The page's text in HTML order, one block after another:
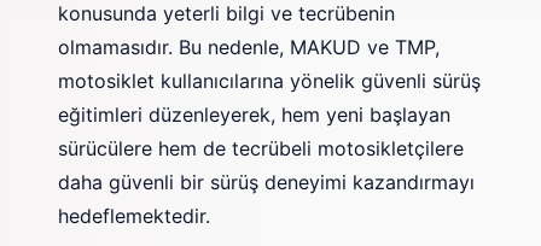
konusunda yeterli bilgi ve tecrübenin
olmamasıdır. Bu nedenle, MAKUD ve TMP,
motosiklet kullanıcılarına yönelik güvenli sürüş
eğitimleri düzenleyerek, hem yeni başlayan
sürücülere hem de tecrübeli motosikletçilere
daha güvenli bir sürüş deneyimi kazandırmayı
hedeflemektedir.